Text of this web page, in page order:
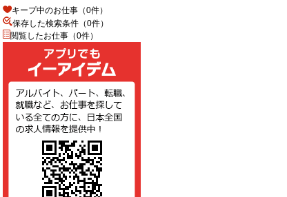
キープ中のお仕事（0件）
保存した検索条件（0件）
閲覧したお仕事（0件）